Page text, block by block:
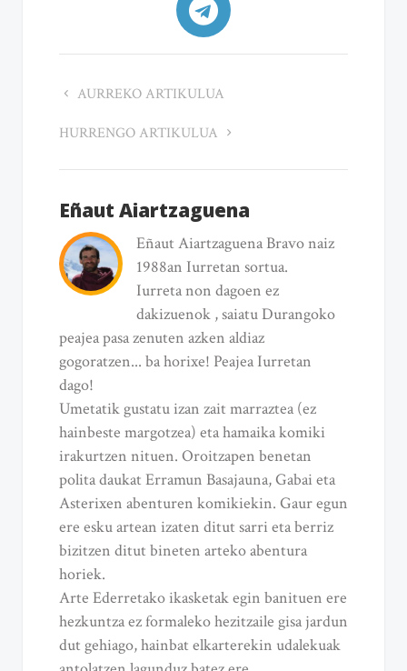
AURREKO ARTIKULUA
HURRENGO ARTIKULUA
Eñaut Aiartzaguena
Eñaut Aiartzaguena Bravo naiz
1988an Iurretan sortua.
Iurreta non dagoen ez
dakizuenok , saiatu Durangoko
peajea pasa zenuten azken aldiaz
gogoratzen... ba horixe! Peajea Iurretan
dago!
Umetatik gustatu izan zait marraztea (ez
hainbeste margotzea) eta hamaika komiki
irakurtzen nituen. Oroitzapen benetan
polita daukat Erramun Basajauna, Gabai eta
Asterixen abenturen komikiekin. Gaur egun
ere esku artean izaten ditut sarri eta berriz
bizitzen ditut bineten arteko abentura
horiek.
Arte Ederretako ikasketak egin banituen ere
hezkuntza ez formaleko hezitzaile gisa jardun
dut gehiago, hainbat elkarterekin udalekuak